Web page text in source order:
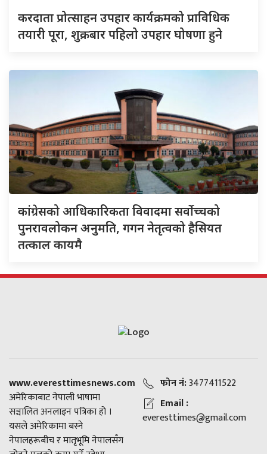
करदाता प्रोत्साहन उपहार कार्यक्रमको प्राविधिक
तयारी पूरा, शुक्रबार पहिलो उपहार घोषणा हुने
कांग्रेसको आधिकारिकता विवादमा सर्वोच्चको
पुनरावलोकन अनुमति, गगन नेतृत्वको हैसियत
तत्काल कायमै
www.everesttimesnews.com
अमेरिकाबाट नेपाली भाषामा
सञ्चालित अनलाइन पत्रिका हो ।
यसले अमेरिकामा बस्ने
नेपालहरूबीच र मातृभूमि नेपालसँग
फोन नं:3477411522
Email :
everesttimes@gmail.com